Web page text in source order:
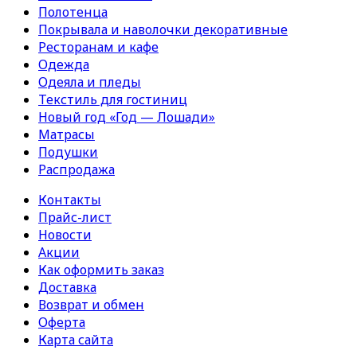
Полотенца
Покрывала и наволочки декоративные
Ресторанам и кафе
Одежда
Одеяла и пледы
Текстиль для гостиниц
Новый год «Год — Лошади»
Матрасы
Подушки
Распродажа
Контакты
Прайс-лист
Новости
Акции
Как оформить заказ
Доставка
Возврат и обмен
Оферта
Карта сайта